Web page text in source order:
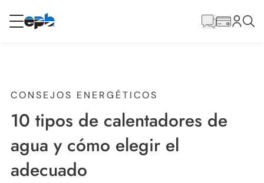
Internet
Energía
Televisión
principal
CONSEJOS ENERGÉTICOS
10 tipos de calentadores de
agua y cómo elegir el
adecuado